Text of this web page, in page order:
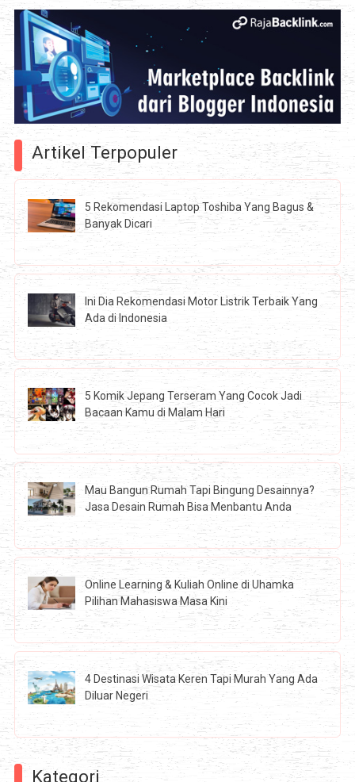
Artikel Terpopuler
5 Rekomendasi Laptop Toshiba Yang Bagus &
Banyak Dicari
Ini Dia Rekomendasi Motor Listrik Terbaik Yang
Ada di Indonesia
5 Komik Jepang Terseram Yang Cocok Jadi
Bacaan Kamu di Malam Hari
Mau Bangun Rumah Tapi Bingung Desainnya?
Jasa Desain Rumah Bisa Menbantu Anda
Online Learning & Kuliah Online di Uhamka
Pilihan Mahasiswa Masa Kini
4 Destinasi Wisata Keren Tapi Murah Yang Ada
Diluar Negeri
Kategori